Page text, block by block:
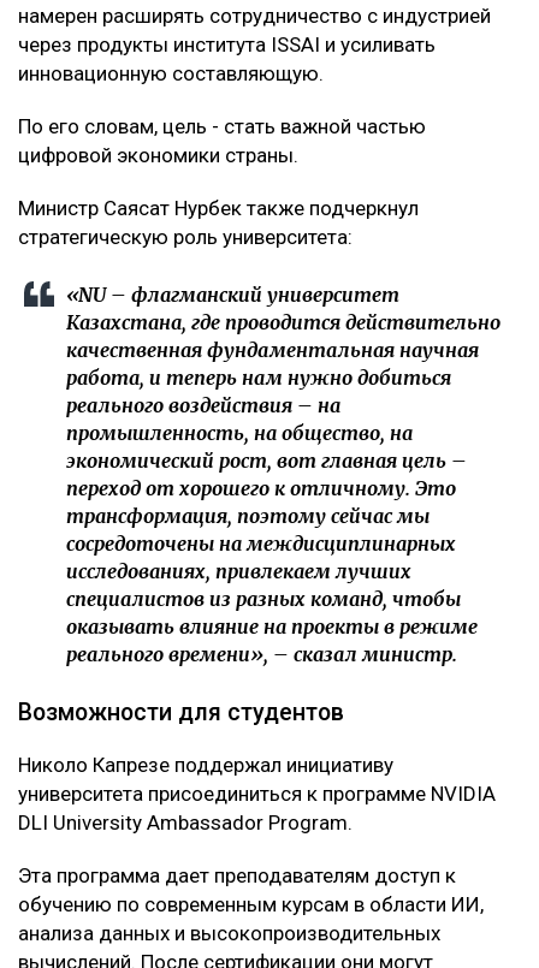
намерен расширять сотрудничество с индустрией
через продукты института ISSAI и усиливать
инновационную составляющую.
По его словам, цель - стать важной частью
цифровой экономики страны.
Министр Саясат Нурбек также подчеркнул
стратегическую роль университета:
«NU – флагманский университет
Казахстана, где проводится действительно
качественная фундаментальная научная
работа, и теперь нам нужно добиться
реального воздействия – на
промышленность, на общество, на
экономический рост, вот главная цель –
переход от хорошего к отличному. Это
трансформация, поэтому сейчас мы
сосредоточены на междисциплинарных
исследованиях, привлекаем лучших
специалистов из разных команд, чтобы
оказывать влияние на проекты в режиме
реального времени», – сказал министр.
Возможности для студентов
Николо Капрезе поддержал инициативу
университета присоединиться к программе NVIDIA
DLI University Ambassador Program.
Эта программа дает преподавателям доступ к
обучению по современным курсам в области ИИ,
анализа данных и высокопроизводительных
вычислений. После сертификации они могут